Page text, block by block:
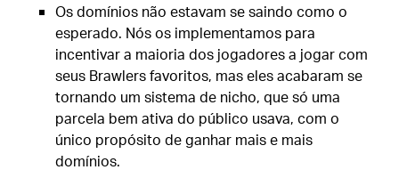
Os domínios não estavam se saindo como o
esperado. Nós os implementamos para
incentivar a maioria dos jogadores a jogar com
seus Brawlers favoritos, mas eles acabaram se
tornando um sistema de nicho, que só uma
parcela bem ativa do público usava, com o
único propósito de ganhar mais e mais
domínios.